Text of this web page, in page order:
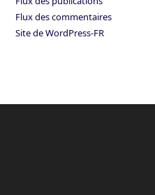
Flux des commentaires
Site de WordPress-FR